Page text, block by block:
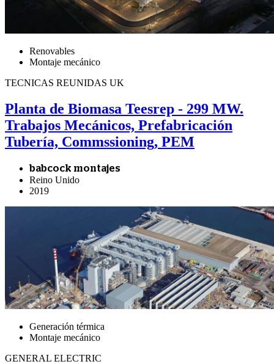
Renovables
Montaje mecánico
TECNICAS REUNIDAS UK
Planta de Biomasa Teesrep - 299 MW.
Trabajos Mecánicos, Prefabricación
Tubería, Commssioning, PEM
babcock montajes
Reino Unido
2019
Generación térmica
Montaje mecánico
GENERAL ELECTRIC